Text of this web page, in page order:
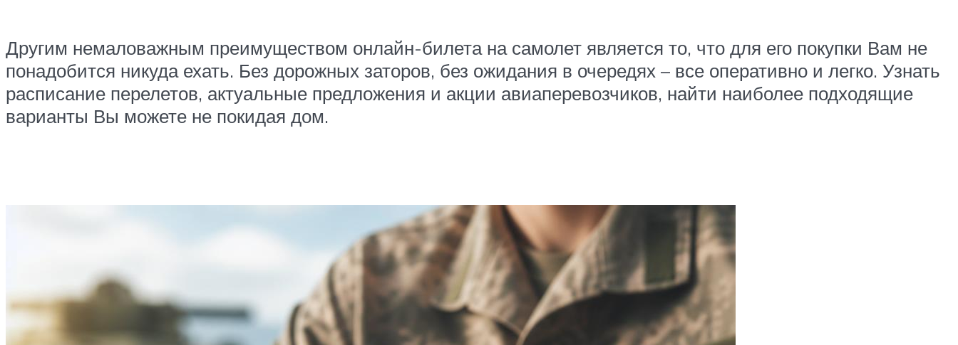
Другим немаловажным преимуществом онлайн-билета на самолет является то, что для его покупки Вам не
понадобится никуда ехать. Без дорожных заторов, без ожидания в очередях – все оперативно и легко. Узнать
расписание перелетов, актуальные предложения и акции авиаперевозчиков, найти наиболее подходящие
варианты Вы можете не покидая дом.